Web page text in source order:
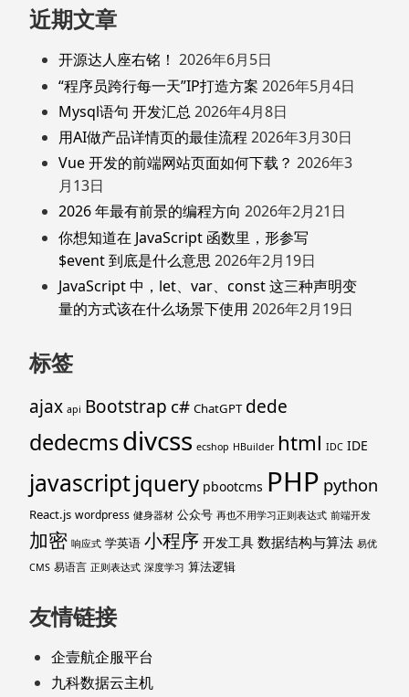
近期文章
开源达人座右铭！ 2026年6月5日
“程序员跨行每一天”IP打造方案 2026年5月4日
Mysql语句 开发汇总 2026年4月8日
用AI做产品详情页的最佳流程 2026年3月30日
Vue 开发的前端网站页面如何下载？ 2026年3
月13日
2026 年最有前景的编程方向 2026年2月21日
你想知道在 JavaScript 函数里，形参写
$event 到底是什么意思 2026年2月19日
JavaScript 中，let、var、const 这三种声明变
量的方式该在什么场景下使用 2026年2月19日
标签
ajax api Bootstrap c# ChatGPT dede
dedecmsdivcss ecshop HBuilder html IDC IDE
javascriptjquery pbootcms PHP python
React.js wordpress 健身器材 公众号 再也不用学习正则表达式 前端开发
加密 响应式 学英语 小程序 开发工具 数据结构与算法 易优
CMS 易语言 正则表达式 深度学习 算法逻辑
友情链接
企壹航企服平台
九科数据云主机